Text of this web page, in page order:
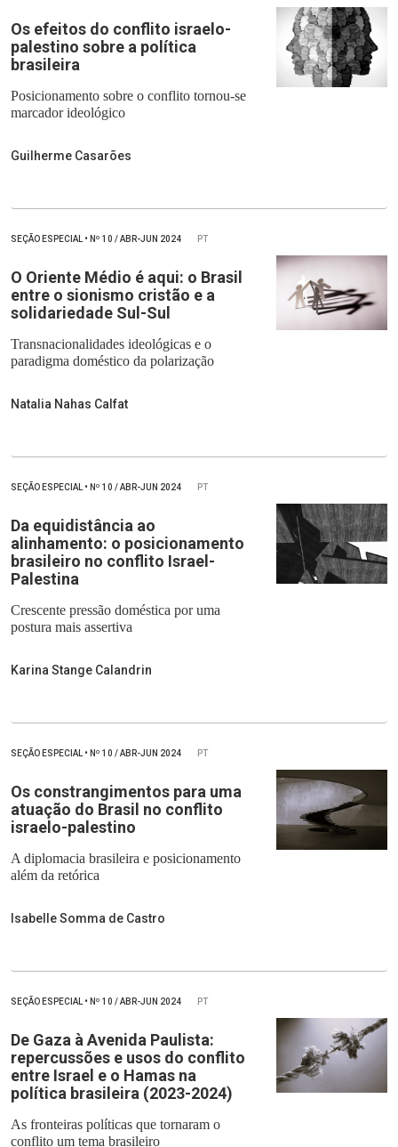
Os efeitos do conflito israelo-
palestino sobre a política
brasileira
Posicionamento sobre o conflito tornou-se
marcador ideológico
Guilherme Casarões
SEÇÃO ESPECIAL• Nº 10 / ABR-JUN 2024 PT
O Oriente Médio é aqui: o Brasil
entre o sionismo cristão e a
solidariedade Sul-Sul
Transnacionalidades ideológicas e o
paradigma doméstico da polarização
Natalia Nahas Calfat
SEÇÃO ESPECIAL• Nº 10 / ABR-JUN 2024 PT
Da equidistância ao
alinhamento: o posicionamento
brasileiro no conflito Israel-
Palestina
Crescente pressão doméstica por uma
postura mais assertiva
Karina Stange Calandrin
SEÇÃO ESPECIAL• Nº 10 / ABR-JUN 2024 PT
Os constrangimentos para uma
atuação do Brasil no conflito
israelo-palestino
A diplomacia brasileira e posicionamento
além da retórica
Isabelle Somma de Castro
SEÇÃO ESPECIAL• Nº 10 / ABR-JUN 2024 PT
De Gaza à Avenida Paulista:
repercussões e usos do conflito
entre Israel e o Hamas na
política brasileira (2023-2024)
As fronteiras políticas que tornaram o
conflito um tema brasileiro